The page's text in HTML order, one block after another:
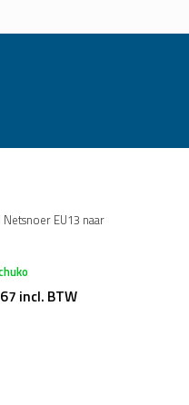
EU13 naar
incl. BTW